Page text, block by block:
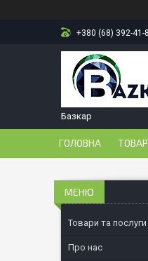
+380 (68) 392-41-
Базкар
ГОЛОВНА
Товари та послуги
Про нас